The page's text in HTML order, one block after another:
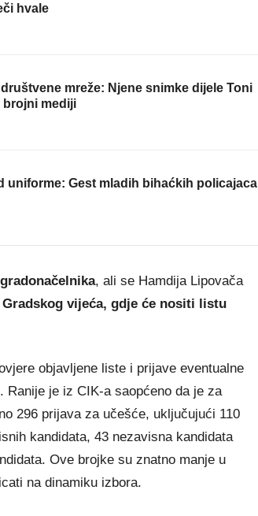
hvale
mreže: Njene snimke dijele Toni
brojni mediji
uniforme: Gest mladih bihaćkih policajaca
, ali se Hamdija Lipovača
vijeća, gdje će nositi listu
objavljene liste i prijave eventualne
je iz CIK-a saopćeno da je za
296 prijava za učešće, uključujući 110
kandidata, 43 nezavisna kandidata
Ove brojke su znatno manje u
na dinamiku izbora.